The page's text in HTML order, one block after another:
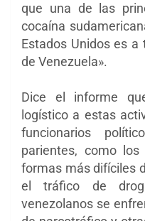
que una de las
cocaína
Estados Unidos es
de Venezuela».
Dice el informe
logístico a estas
funcionarios
parientes, como
formas más difíciles
el tráfico de
venezolanos se